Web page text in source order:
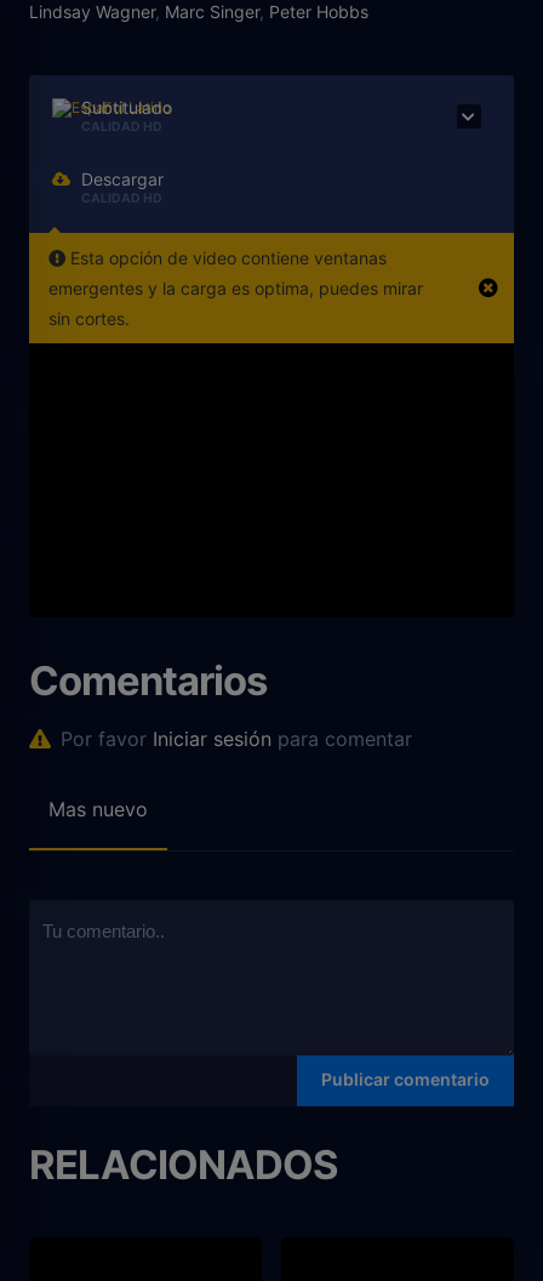
Lindsay Wagner, Marc Singer, Peter Hobbs
Subtitulado
CALIDAD HD
Descargar
CALIDAD HD
Esta opción de video contiene ventanas
emergentes y la carga es optima, puedes mirar
sin cortes.
Comentarios
Por favor Iniciar sesión para comentar
Mas nuevo
RELACIONADOS